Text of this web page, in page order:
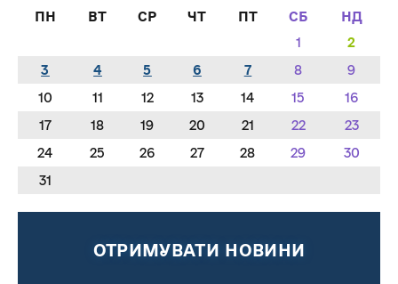
ПН ВТ СР ЧТ ПТ СБ
НД
1
2
3
4 5 6 7 8
9
10
11 12 13 14 15
16
17
18 19 20 21 22
23
24
25 26 27 28 29
30
31
ОТРИМУВАТИ НОВИНИ